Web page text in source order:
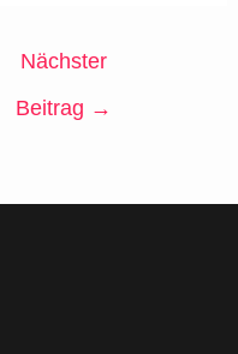
Nächster
Beitrag →